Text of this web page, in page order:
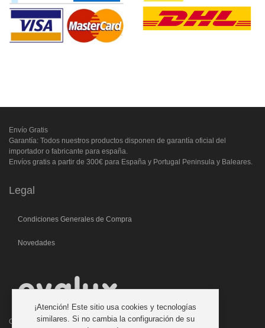
Envío Gratis
Garantía: Todos nuestros productos disponen de garantía oficial del
importador o fabricante para españa.
Envíos gratis a partir de 300€ para España y Portugal Peninsula y Baleares.
Legal
Condiciones Generales de Compra
Novedades
C/. Laforja, 46
¡Atención! Este sitio usa cookies y tecnologías
similares. Si no cambia la configuración de su